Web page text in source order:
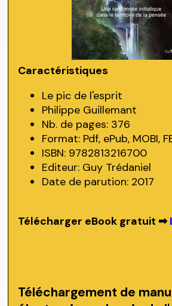
Caractéristiques
Le pic de l'esprit
Philippe Guillemant
Nb. de pages: 376
Format: Pdf, ePub, MOBI,
ISBN: 9782813216700
Editeur: Guy Trédaniel
Date de parution: 2017
Télécharger eBook gratuit ➡
Téléchargement de